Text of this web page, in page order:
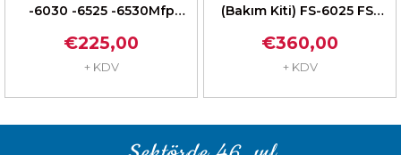
-6030 -6525 -6530Mfp
€225,00
+ KDV
(Bakım Kiti) FS-6025 FS-
€360,00
+ KDV